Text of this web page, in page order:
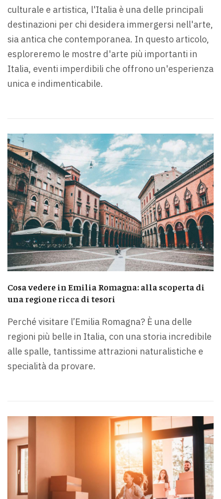
culturale e artistica, l'Italia è una delle principali
destinazioni per chi desidera immergersi nell'arte,
sia antica che contemporanea. In questo articolo,
esploreremo le mostre d'arte più importanti in
Italia, eventi imperdibili che offrono un'esperienza
unica e indimenticabile.
Cosa vedere in Emilia Romagna: alla scoperta di
una regione ricca di tesori
Perché visitare l’Emilia Romagna? È una delle
regioni più belle in Italia, con una storia incredibile
alle spalle, tantissime attrazioni naturalistiche e
specialità da provare.